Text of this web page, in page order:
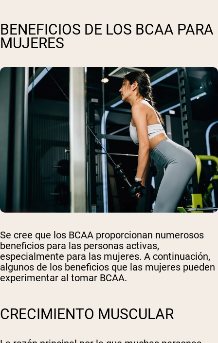
BENEFICIOS DE LOS BCAA PARA
MUJERES
Se cree que los BCAA proporcionan numerosos
beneficios para las personas activas,
especialmente para las mujeres. A continuación,
algunos de los beneficios que las mujeres pueden
experimentar al tomar BCAA.
CRECIMIENTO MUSCULAR